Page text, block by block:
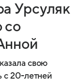
Урсуляк
со
свою
с 20-летней